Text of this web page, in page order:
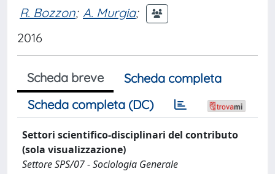
R. Bozzon; A. Murgia;
2016
Scheda breve
Scheda completa
Scheda completa (DC)
Settori scientifico-disciplinari del contributo
(sola visualizzazione)
Settore SPS/07 - Sociologia Generale